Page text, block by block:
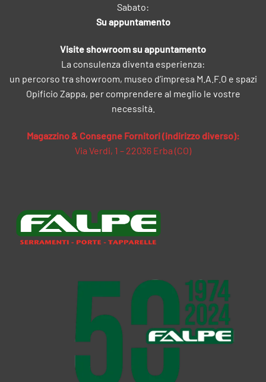
Sabato:
Su appuntamento
Visite showroom su appuntamento
La consulenza diventa esperienza:
un percorso tra showroom, museo d’impresa M.A.F.O e spazi
Opificio Zappa, per comprendere al meglio le vostre
necessità.
Magazzino & Consegne Fornitori (indirizzo diverso):
Via Verdi, 1 – 22036 Erba (CO)